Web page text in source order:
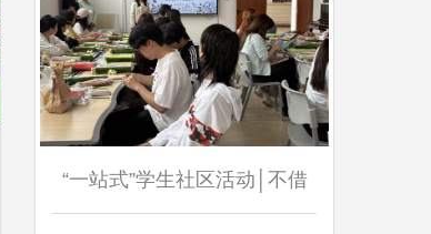
“一站式”学生社区活动│不借